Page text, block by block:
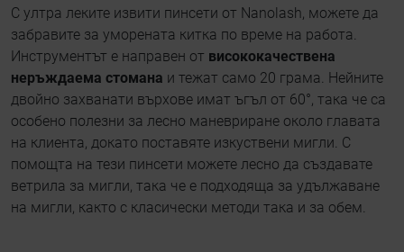
С ултра леките извити пинсети от Nanolash, можете да
забравите за уморената китка по време на работа.
Инструментът е направен от висококачествена
неръждаема стомана и тежат само 20 грама. Нейните
двойно захванати върхове имат ъгъл от 60°, така че са
особено полезни за лесно маневриране около главата
на клиента, докато поставяте изкуствени мигли. С
помощта на тези пинсети можете лесно да създавате
ветрила за мигли, така че е подходяща за удължаване
на мигли, както с класически методи така и за обем.